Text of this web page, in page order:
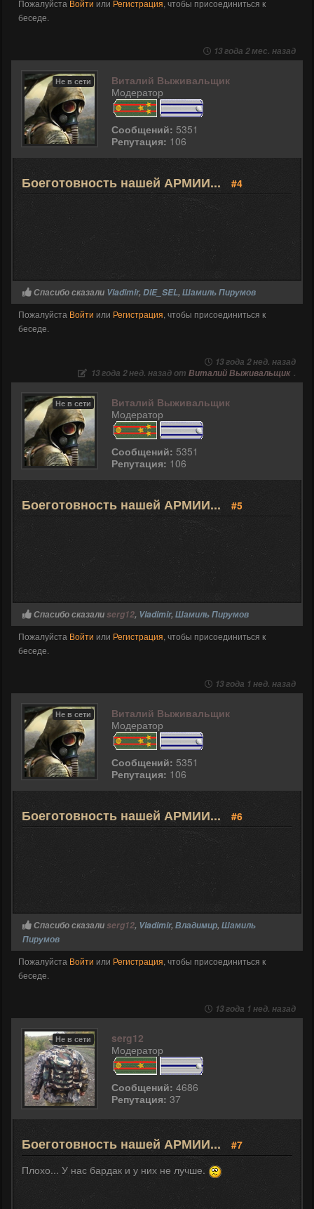
Пожалуйста Войти или Регистрация, чтобы присоединиться к
беседе.
13 года 2 мес. назад
Не в сети
Виталий Выживальщик
Модератор
Сообщений: 5351
Репутация: 106
Боеготовность нашей АРМИИ... #4
Спасибо сказали Vladimir, DIE_SEL, Шамиль Пирумов
Пожалуйста Войти или Регистрация, чтобы присоединиться к
беседе.
13 года 2 нед. назад
13 года 2 нед. назад от Виталий Выживальщик .
Не в сети
Виталий Выживальщик
Модератор
Сообщений: 5351
Репутация: 106
Боеготовность нашей АРМИИ... #5
Спасибо сказалиserg12, Vladimir, Шамиль Пирумов
Пожалуйста Войти или Регистрация, чтобы присоединиться к
беседе.
13 года 1 нед. назад
Не в сети
Виталий Выживальщик
Модератор
Сообщений: 5351
Репутация: 106
Боеготовность нашей АРМИИ... #6
Спасибо сказалиserg12, Vladimir, Владимир, Шамиль
Пирумов
Пожалуйста Войти или Регистрация, чтобы присоединиться к
беседе.
13 года 1 нед. назад
Не в сети
serg12
Модератор
Сообщений: 4686
Репутация: 37
Боеготовность нашей АРМИИ...
#7
Плохо... У нас бардак и у них не лучше.